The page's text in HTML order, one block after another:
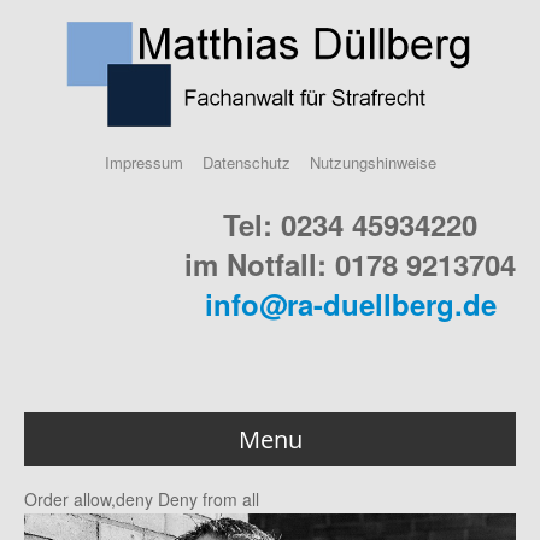
Impressum Datenschutz Nutzungshinweise
Tel: 0234 45934220
im Notfall: 0178 9213704
info@ra-duellberg.de
Menu
Home
Order allow,deny Deny from all